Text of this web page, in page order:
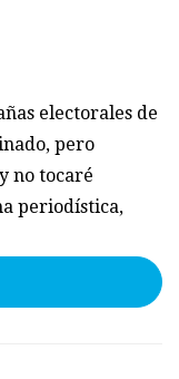
electorales de
pero
no tocaré
periodística,